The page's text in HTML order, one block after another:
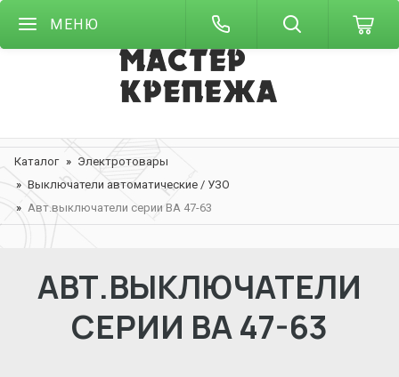
МЕНЮ
Каталог
Электротовары
Выключатели автоматические / УЗО
Авт.выключатели серии ВА 47-63
АВТ.ВЫКЛЮЧАТЕЛИ
СЕРИИ ВА 47-63